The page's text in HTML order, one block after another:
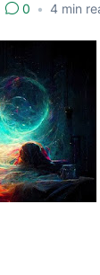
0 • 4 min